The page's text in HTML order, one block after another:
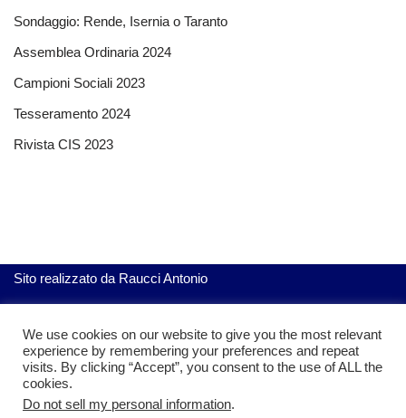
Sondaggio: Rende, Isernia o Taranto
Assemblea Ordinaria 2024
Campioni Sociali 2023
Tesseramento 2024
Rivista CIS 2023
Sito realizzato da Raucci Antonio
ServiziGratis.com| Realizzato da Raucci Antonio
We use cookies on our website to give you the most relevant
experience by remembering your preferences and repeat
visits. By clicking “Accept”, you consent to the use of ALL the
cookies.
Do not sell my personal information.